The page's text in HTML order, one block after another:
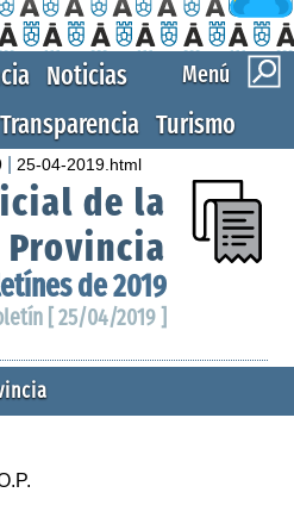
Menú
Noticias
Transparencia Turismo
25-04-2019.html
de la
Provincia
de 2019
[ 25/04/2019 ]